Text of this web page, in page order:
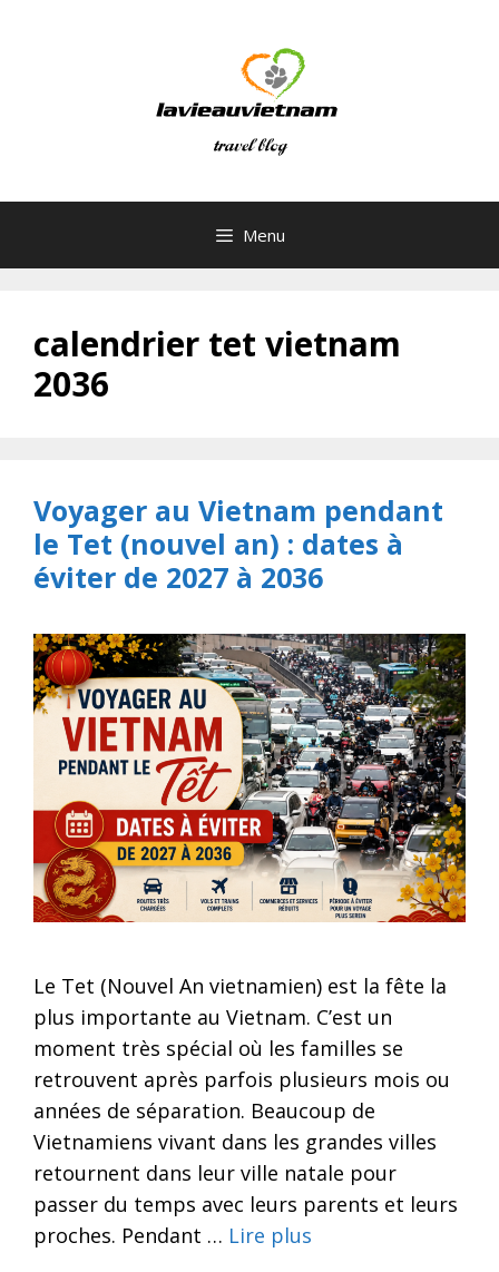
Menu
calendrier tet vietnam
2036
Voyager au Vietnam pendant
le Tet (nouvel an) : dates à
éviter de 2027 à 2036
Le Tet (Nouvel An vietnamien) est la fête la
plus importante au Vietnam. C’est un
moment très spécial où les familles se
retrouvent après parfois plusieurs mois ou
années de séparation. Beaucoup de
Vietnamiens vivant dans les grandes villes
retournent dans leur ville natale pour
passer du temps avec leurs parents et leurs
proches. Pendant … Lire plus